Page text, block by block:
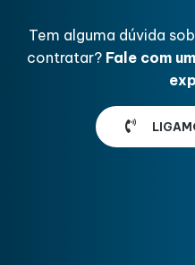
Tem alguma dúvida
contratar? Fale com